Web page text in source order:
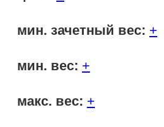
мин. зачетный вес: +
мин. вес: +
макс. вес: +